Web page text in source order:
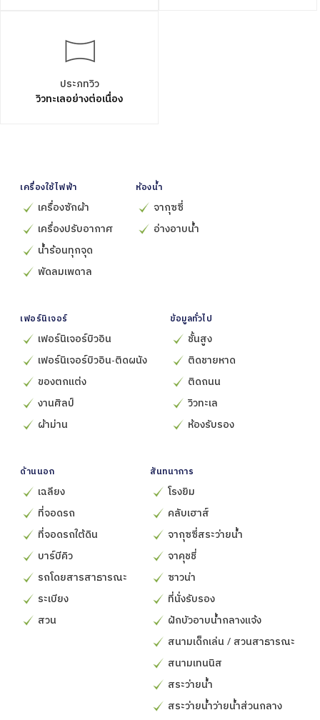
ประภทวิว
วิวทะเลอย่างต่อเนื่อง
เครื่องใช้ไฟฟ้า
เครื่องซักผ้า
เครื่องปรับอากาศ
น้ำร้อนทุกจุด
พัดลมเพดาล
ห้องน้ำ
จากุซซี่
อ่างอาบน้ำ
เฟอร์นิเจอร์
เฟอร์นิเจอร์บิวอิน
เฟอร์นิเจอร์บิวอิน-ติดผนัง
ของตกแต่ง
งานศิลป์
ผ้าม่าน
ข้อมูลทั่วไป
ชั้นสูง
ติดชายหาด
ติดถนน
วิวทะเล
ห้องรับรอง
ด้านนอก
เฉลียง
ที่จอดรถ
ที่จอดรถใต้ดิน
บาร์บีคิว
รถโดยสารสาธารณะ
ระเบียง
สวน
สันทนาการ
โรงยิม
คลับเฮาส์
จากุซซี่สระว่ายน้ำ
จาคุชชี่
ซาวน่า
ที่นั่งรับรอง
ฝักบัวอาบน้ำกลางแจ้ง
สนามเด็กเล่น / สวนสาธารณะ
สนามเทนนิส
สระว่ายน้ำ
สระว่ายน้ำว่ายน้ำส่วนกลาง